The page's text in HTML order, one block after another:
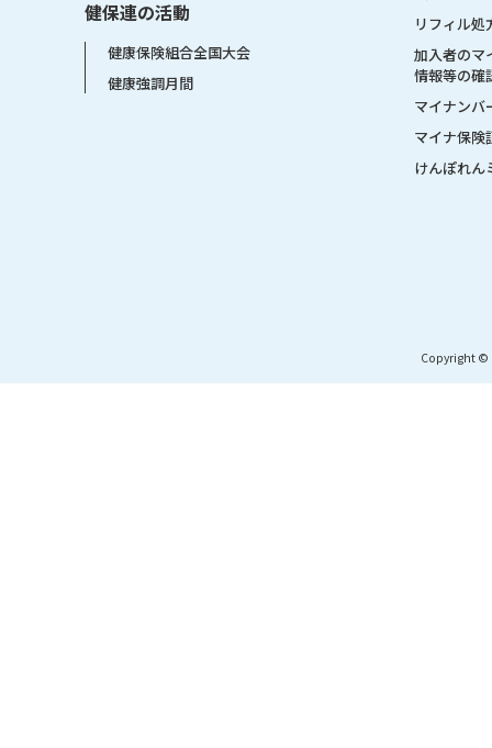
健保連の活動
健康保険組合全国大会
健康強調月間
リフィル処
加入者のマ
情報等の確
マイナンバ
マイナ保険
けんぽれん
Copyright ©